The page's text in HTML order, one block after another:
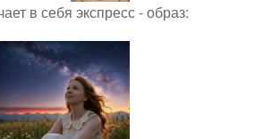
в себя экспресс - образ: